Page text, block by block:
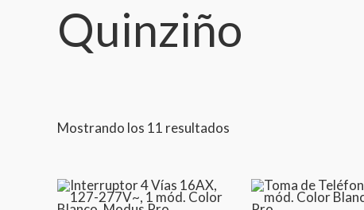
Quinziño
Mostrando los 11 resultados